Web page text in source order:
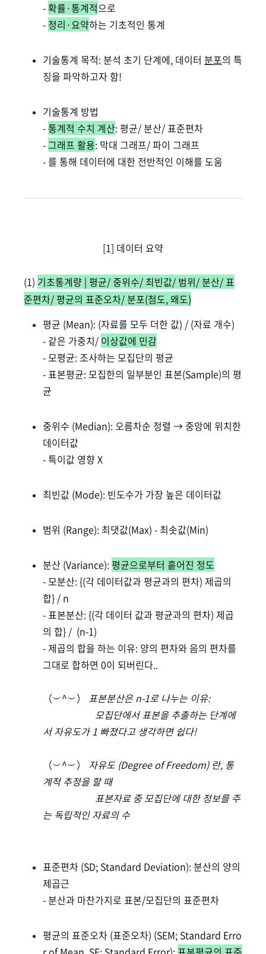
-확률·통계적으로
- 정리·요약하는 기초적인 통계
기술통계 목적: 분석 초기 단계에, 데이터 분포의 특
징을 파악하고자 함!
기술통계 방법
- 통계적 수치 계산: 평균/ 분산/ 표준편차
- 그래프 활용: 막대 그래프/ 파이 그래프
- 를 통해 데이터에 대한 전반적인 이해를 도움
[1] 데이터 요약
(1) 기초통계량 | 평균/ 중위수/ 최빈값/ 범위/ 분산/ 표
준편차/ 평균의 표준오차/ 분포(첨도, 왜도)
평균 (Mean): (자료를 모두 더한 값) / (자료 개수)
- 같은 가중치/ 이상값에 민감
- 모평균: 조사하는 모집단의 평균
- 표본평균: 모집한의 일부분인 표본(Sample)의 평
균
중위수 (Median): 오름차순 정렬 → 중앙에 위치한
데이터값
- 특이값 영향 X
최빈값 (Mode): 빈도수가 가장 높은 데이터값
범위 (Range): 최댓값(Max) - 최솟값(Min)
분산 (Variance): 평균으로부터 흩어진 정도
- 모분산: {(각 데이터값과 평균과의 편차) 제곱의
합} / n
- 표본분산: {(각 데이터 값과 평균과의 편차) 제곱
의 합} / (n-1)
- 제곱의 합을 하는 이유: 양의 편차와 음의 편차를
그대로 합하면 0이 되버린다..
（︶^︶） 표본분산은 n-1로 나누는 이유:
모집단에서 표본을 추출하는 단계에
서 자유도가 1 빠졌다고 생각하면 쉽다!
（︶^︶） 자유도 (Degree of Freedom) 란, 통
계적 추정을 할 때
표본자료 중 모집단에 대한 정보를 주
는 독립적인 자료의 수
표준편차 (SD; Standard Deviation): 분산의 양의
제곱근
- 분산과 마찬가지로 표본/모집단의 표준편차
평균의 표준오차 (표준오차) (SEM; Standard Erro